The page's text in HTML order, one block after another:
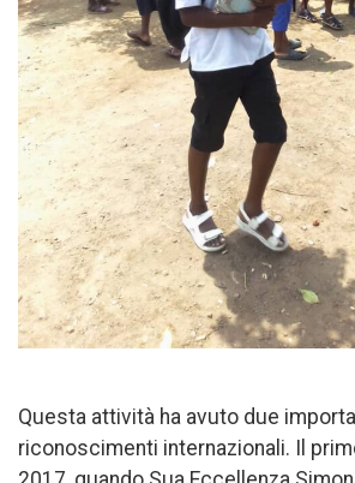
Questa attività ha avuto due
riconoscimenti internazionali. Il